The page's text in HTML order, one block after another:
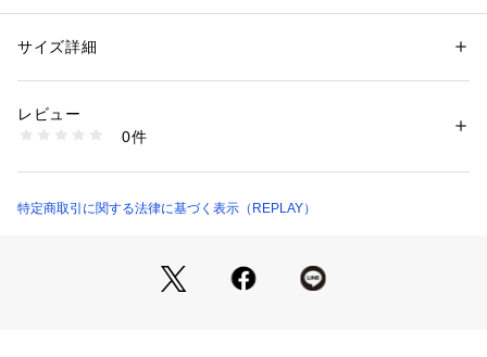
大き目のフラップポケット＆左袖のロゴ入りのポケットがポイ
厳選された素材を使用したREPLAYのハイエンドコレクション
性別：メンズ
素材：表地:72%ナイロン;28%コットン;裏地:100%コットン;中わた:100%
1088500000057
サイズ詳細
レビュー
0件
特定商取引に関する法律に基づく表示（REPLAY）